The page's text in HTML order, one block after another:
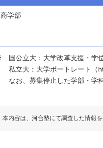
商学部
国公立大：大学改革支援・学
私立大：大学ポートレート（
なお、募集停止した学部・学
本内容は、河合塾にて調査した情報